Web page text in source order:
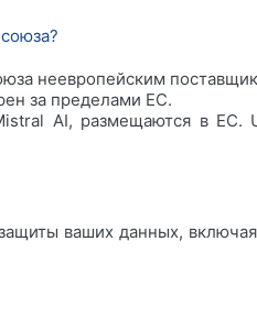
неевропейским
за пределами ЕС.
AI, размещаются в ЕС.
ваших данных,